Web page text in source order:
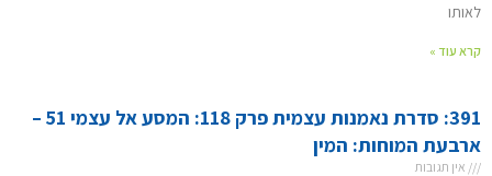
לאותו
קרא עוד »
391: סדרת נאמנות עצמית פרק 118: המסע אל עצמי 51 –
ארבעת המוחות: המין
אין תגובות